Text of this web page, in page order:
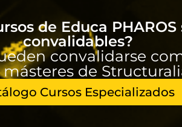
de Educa PHAROS
convalidables?
convalidarse
másteres de
Cursos Especializados